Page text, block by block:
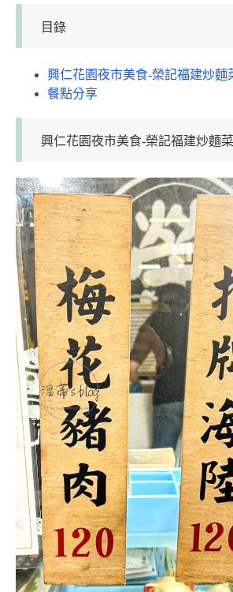
目錄
興仁花園夜市美食-榮記福建炒麵
餐點分享
興仁花園夜市美食-榮記福建炒麵